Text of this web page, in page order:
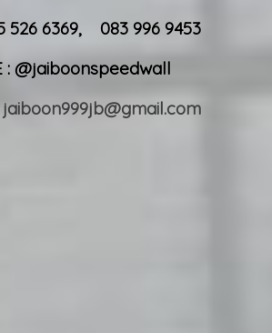
526 6369, 083 996 9453
: @jaiboonspeedwall
jaiboon999jb@gmail.com